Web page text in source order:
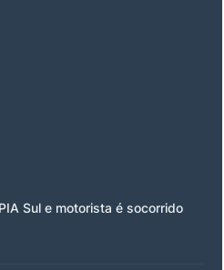
Sul e motorista é socorrido